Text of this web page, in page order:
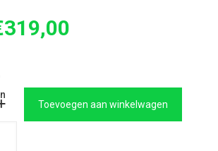
319,00
€319,00.
Toevoegen aan winkelwagen